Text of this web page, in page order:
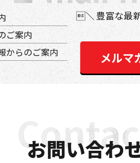
ご案内
からのご案内
豊富な最
メルマ
お問い合わ